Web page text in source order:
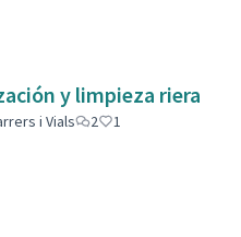
y limpieza riera
i Vials 2
1